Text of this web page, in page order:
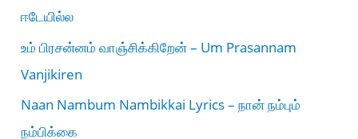
ஈடேயில்ல
உம் பிரசன்னம் வாஞ்சிக்கிறேன் – Um Prasannam
Vanjikiren
Naan Nambum Nambikkai Lyrics – நான் நம்பும்
நம்பிக்கை